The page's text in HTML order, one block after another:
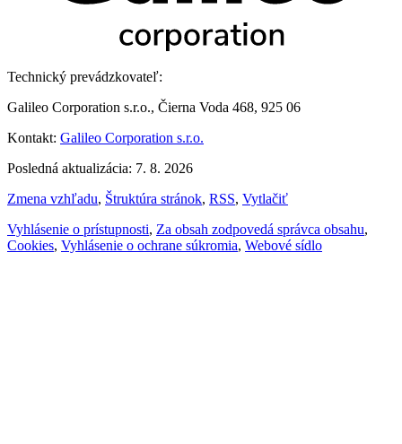
Technický prevádzkovateľ:
Galileo Corporation s.r.o., Čierna Voda 468, 925 06
Kontakt: Galileo Corporation s.r.o.
Posledná aktualizácia: 7. 8. 2026
Zmena vzhľadu, Štruktúra stránok, RSS, Vytlačiť
Vyhlásenie o prístupnosti, Za obsah zodpovedá správca obsahu,
Cookies, Vyhlásenie o ochrane súkromia, Webové sídlo